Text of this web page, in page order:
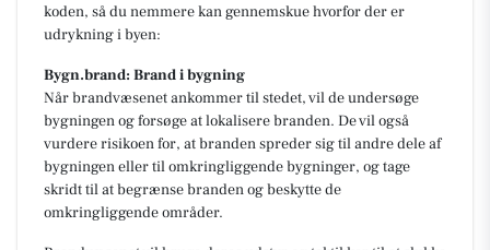
koden, så du nemmere kan gennemskue hvorfor der er
udrykning i byen:
Bygn.brand: Brand i bygning
Når brandvæsenet ankommer til stedet, vil de undersøge
bygningen og forsøge at lokalisere branden. De vil også
vurdere risikoen for, at branden spreder sig til andre dele af
bygningen eller til omkringliggende bygninger, og tage
skridt til at begrænse branden og beskytte de
omkringliggende områder.